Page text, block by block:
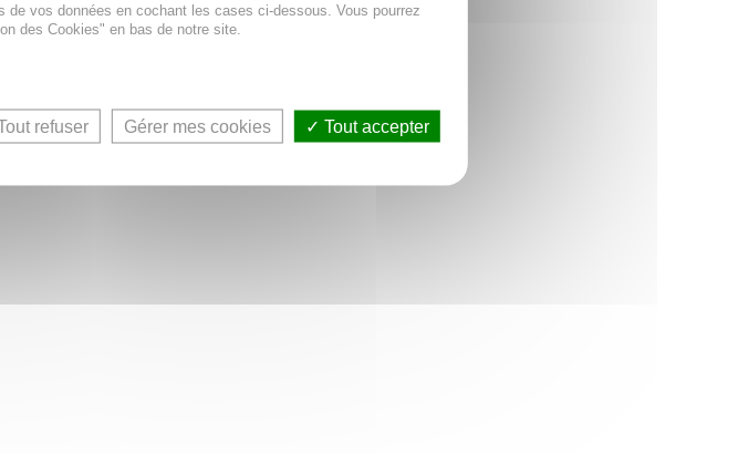
vos données en cochant les cases ci-dessous. Vous pourrez
des Cookies" en bas de notre site.
refuser Gérer mes cookies Tout accepter